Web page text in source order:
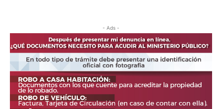
- Ads -